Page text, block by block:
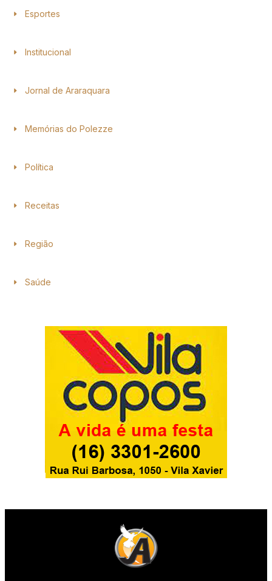
Esportes
Institucional
Jornal de Araraquara
Memórias do Polezze
Política
Receitas
Região
Saúde